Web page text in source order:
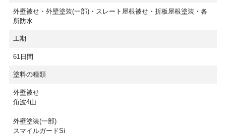
外壁被せ・外壁塗装(一部)・スレート屋根被せ・折板屋根塗装・各
所防水
工期
61日間
塗料の種類
外壁被せ
角波4山
外壁塗装(一部)
スマイルガードSi